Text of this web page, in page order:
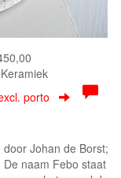
porto
Johan de Borst;
naam Febo staat